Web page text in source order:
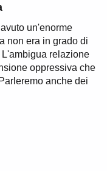
un'enorme
non era in grado di
relazione
oppressiva che
anche dei